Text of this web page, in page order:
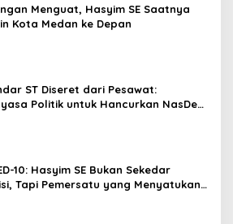
Menguat, Hasyim SE Saatnya
Kota Medan ke Depan
ST Diseret dari Pesawat:
Politik untuk Hancurkan NasDem
10: Hasyim SE Bukan Sekedar
Tapi Pemersatu yang Menyatukan